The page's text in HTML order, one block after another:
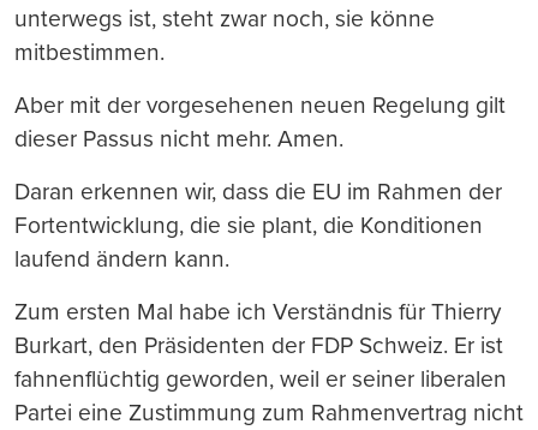
unterwegs ist, steht zwar noch, sie könne
mitbestimmen.
Aber mit der vorgesehenen neuen Regelung gilt
dieser Passus nicht mehr. Amen.
Daran erkennen wir, dass die EU im Rahmen der
Fortentwicklung, die sie plant, die Konditionen
laufend ändern kann.
Zum ersten Mal habe ich Verständnis für Thierry
Burkart, den Präsidenten der FDP Schweiz. Er ist
fahnenflüchtig geworden, weil er seiner liberalen
Partei eine Zustimmung zum Rahmenvertrag nicht